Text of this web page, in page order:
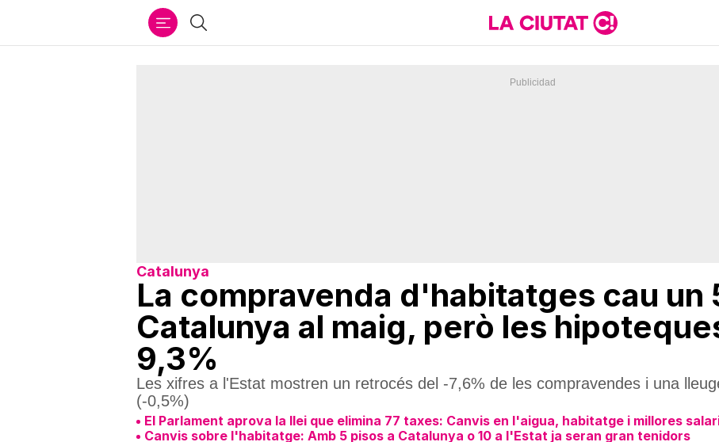
Cercar
Catalunya
La compravenda d'habitatges cau un
Catalunya al maig, però les
9,3%
Les xifres a l'Estat mostren un retrocés del -7,6% de les compravendes i una
(-0,5%)
El Parlament aprova la llei que elimina 77 taxes: Canvis en l'aigua, habitatge i millores
Canvis sobre l'habitatge: Amb 5 pisos a Catalunya o 10 a l'Estat ja seran gran tenidors